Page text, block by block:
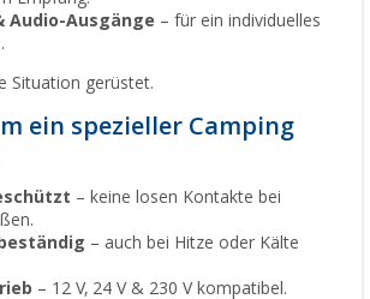
Audio-Ausgänge – für ein individuelles
Situation gerüstet.
ein spezieller Camping
– keine losen Kontakte bei
– auch bei Hitze oder Kälte
– 12 V, 24 V & 230 V kompatibel.